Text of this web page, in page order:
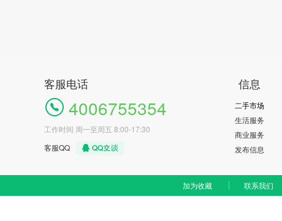
客服电话
4006755354
工作时间 周一至周五 8:00-17:30
客服QQ
信息
二手市场
生活服务
商业服务
发布信息
加为收藏 联系我们